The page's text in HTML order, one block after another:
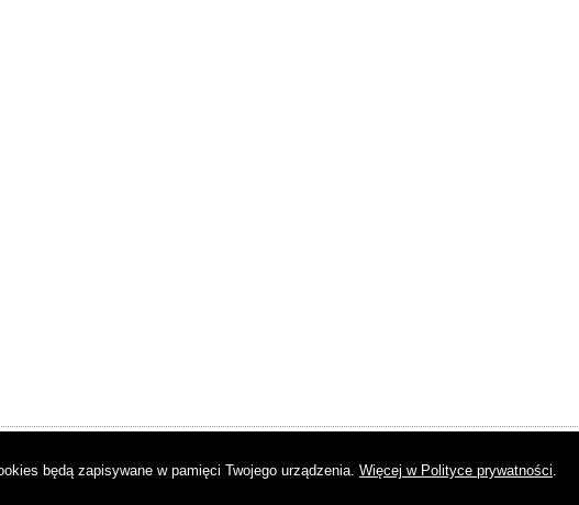
będą zapisywane w pamięci Twojego urządzenia. Więcej w Polityce prywatności.